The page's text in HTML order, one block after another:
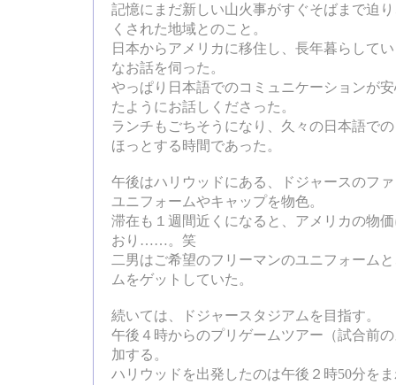
記憶にまだ新しい山火事がすぐそばまで迫
くされた地域とのこと。
日本からアメリカに移住し、長年暮らして
なお話を伺った。
やっぱり日本語でのコミュニケーションが
たようにお話しくださった。
ランチもごちそうになり、久々の日本語で
ほっとする時間であった。
午後はハリウッドにある、ドジャースのフ
ユニフォームやキャップを物色。
滞在も１週間近くになると、アメリカの物
おり……。笑
二男はご希望のフリーマンのユニフォーム
ムをゲットしていた。
続いては、ドジャースタジアムを目指す。
午後４時からのプリゲームツアー（試合前
加する。
ハリウッドを出発したのは午後２時50分を